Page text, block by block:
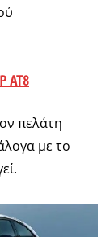
AT8
πελάτη
με το